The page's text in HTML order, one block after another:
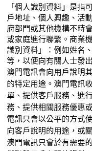
「個人識別資料」是指
戶地址、個人興趣、活
府部門或其他機構不時
或家庭進行聯繫。商業
識別資料」：例如姓名
等，以便向有關人士發
澳門電訊會向用戶說明
的特定用途。澳門電訊
單、提供客戶服務、進
務、提供相關服務優惠
電訊只會以公平的方式
向客戶說明的用途，或
澳門電訊只會於有需要